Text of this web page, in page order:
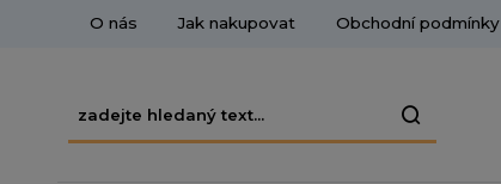
O nás Jak nakupovat Obchodní podmínky